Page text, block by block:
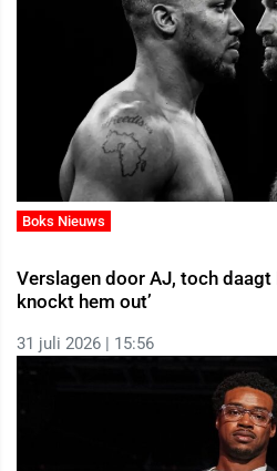
Boks Nieuws
Verslagen door AJ, toch daagt
knockt hem out’
31 juli 2026 | 15:56